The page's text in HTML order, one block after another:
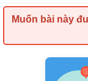
Muốn bài này